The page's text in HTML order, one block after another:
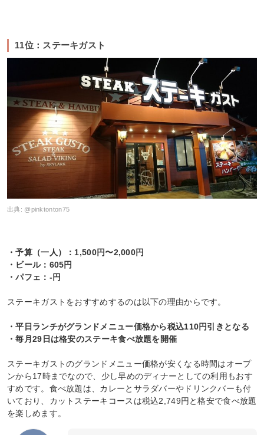
11位：ステーキガスト
出典: @pinktonton75
・予算（一人）：1,500円〜2,000円
・ビール：605円
・パフェ：-円
ステーキガストをおすすめするのは以下の理由からです。
・平日ランチがグランドメニュー価格から税込110円引きとなる
・毎月29日は格安のステーキ食べ放題を開催
ステーキガストのグランドメニュー価格が安くなる時間はオープ
ンから17時までなので、少し早めのディナーとしての利用もおす
すめです。食べ放題は、カレーとサラダバーやドリンクバーも付
いており、カットステーキコースは税込2,749円と格安で食べ放題
を楽しめます。